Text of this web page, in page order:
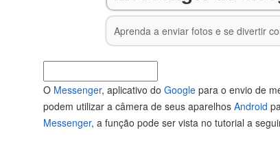
Aprenda a enviar fotos e se divertir
O Messenger, aplicativo do Googlepara o envio de
podem utilizar a câmera de seus aparelhos Android
Messenger, a função pode ser vista no tutorial a